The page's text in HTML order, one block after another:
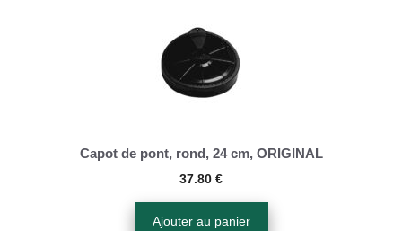
Capot de pont, rond, 24 cm, ORIGINAL
37.80 €
Ajouter au panier